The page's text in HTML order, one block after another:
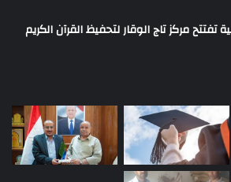
مركز تاج الوقار لتحفيظ القرآن الكريم